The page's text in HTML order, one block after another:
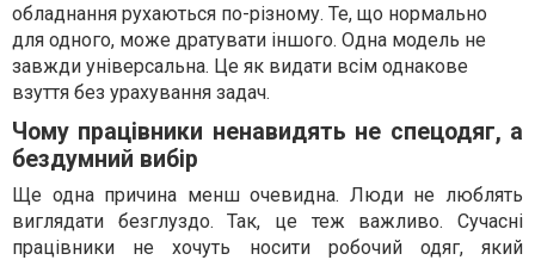
обладнання рухаються по-різному. Те, що нормально
для одного, може дратувати іншого. Одна модель не
завжди універсальна. Це як видати всім однакове
взуття без урахування задач.
Чому працівники ненавидять не спецодяг, а
бездумний вибір
Ще одна причина менш очевидна. Люди не люблять
виглядати безглуздо. Так, це теж важливо. Сучасні
працівники не хочуть носити робочий одяг, який